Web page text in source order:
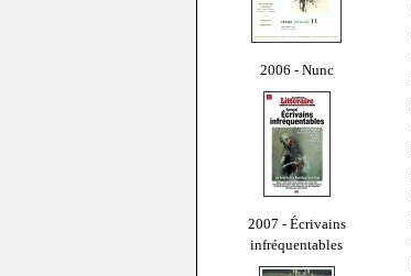
2006 - Nunc
2007 - Écrivains
infréquentables